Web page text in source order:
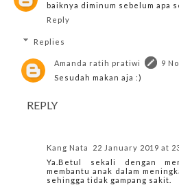
baiknya diminum sebelum apa
Reply
Replies
Amanda ratih pratiwi
9
Sesudah makan aja :)
REPLY
Kang Nata
22 January 2019 at
Ya.Betul sekali dengan
membantu anak dalam
sehingga tidak gampang sakit.